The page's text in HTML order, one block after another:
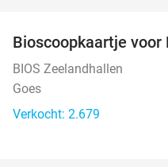
Bioscoopkaartje voor
BIOS Zeelandhallen
Goes
Verkocht: 2.679